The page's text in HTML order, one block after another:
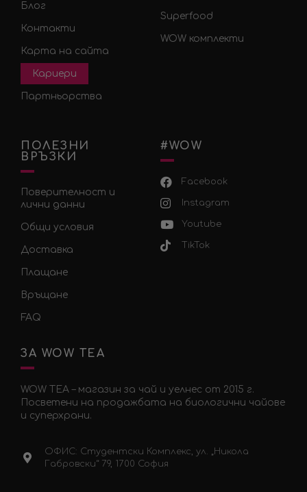
Блог
Контакти
Карта на сайта
Кариери
Партньорства
Superfood
WOW комплекти
ПОЛЕЗНИ
ВРЪЗКИ
Поверителност и
лични данни
Общи условия
Доставка
Плащане
Връщане
FAQ
#WOW
Facebook
Instagram
Youtube
TikTok
ЗА WOW TEA
WOW TEA – магазин за чай и уелнес от 2015 г.
Посветени на продажбата на биологични чайове
и суперхрани.
ОФИС: Студентски Комплекс, ул. „Никола
Габровски“ 79, 1700 София